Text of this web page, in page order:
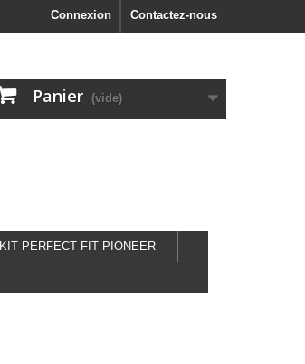
Contactez-nous
Connexion
Panier (vide)
KIT PERFECT FIT PIONEER